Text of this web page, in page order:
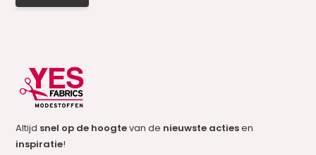
Altijd snel op de hoogtevan de nieuwste actiesen
inspiratie!